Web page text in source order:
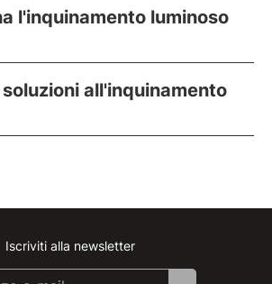
l'inquinamento luminoso
all'inquinamento
Instagram
Facebook
Linkedin
Youtube
Iscriviti alla newsletter